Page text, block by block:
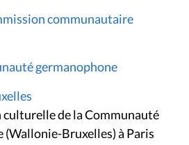
communautaire
germanophone
de la Communauté
(Wallonie-Bruxelles) à Paris